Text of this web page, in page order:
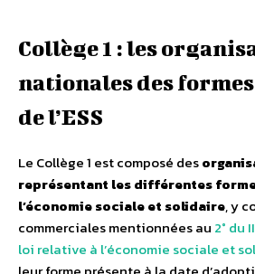
Collège 1 : les
nationales des
de l’ESS
Le Collège 1 est composé des
représentant les différentes
l’économie sociale et solidaire, y
commerciales mentionnées au 2° du
loi relative à l’économie sociale et